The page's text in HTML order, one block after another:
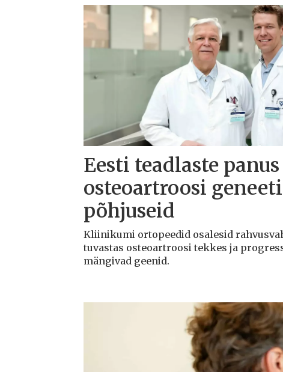
Eesti teadlaste
osteoartroosi
põhjuseid
Kliinikumi ortopeedid osalesid
tuvastas osteoartroosi tekkes ja
mängivad geenid.